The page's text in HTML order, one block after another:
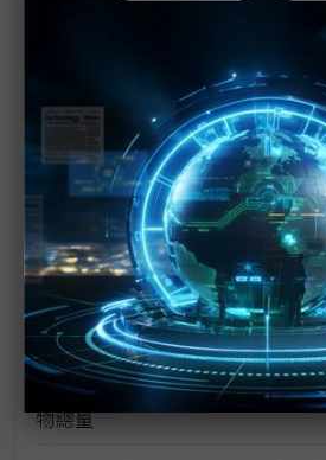
美汽車業：日震對銷售應無顯著
1號機核心恐損毀70% IAEA：日
常嚴重
日本震災加劇亞洲通膨
日震限電影響 光學玻璃廠小原
富士通指震災讓該公司損失數十
學者：日本核電站問題 後果將
宮城縣震後損失上兆日圓 廢墟
物總量